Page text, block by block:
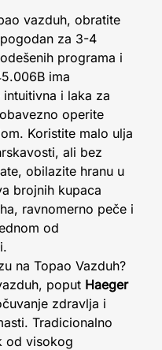
vazduh, obratite
za 3-4
programa i
ima
i laka za
operite
Koristite malo ulja
ali bez
obilazite hranu u
brojnih kupaca
ravnomerno peče i
od
na Topao Vazduh?
poput Haeger
zdravlja i
Tradicionalno
od visokog